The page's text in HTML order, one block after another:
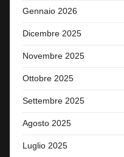
Gennaio 2026
Dicembre 2025
Novembre 2025
Ottobre 2025
Settembre 2025
Agosto 2025
Luglio 2025